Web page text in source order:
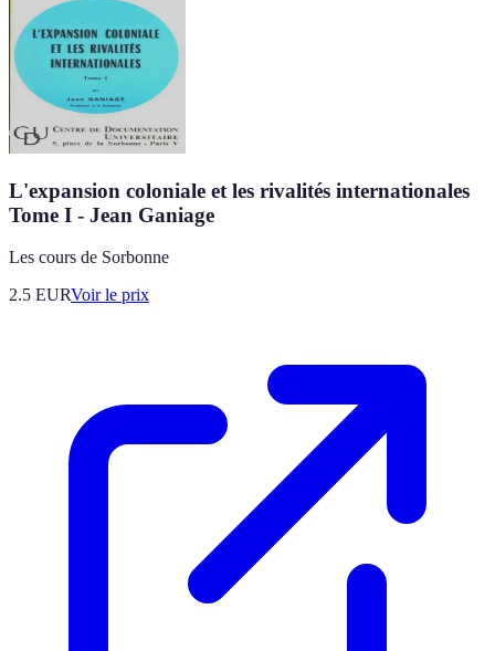
L'expansion coloniale et les rivalités internationales
Tome I - Jean Ganiage
Les cours de Sorbonne
2.5 EURVoir le prix